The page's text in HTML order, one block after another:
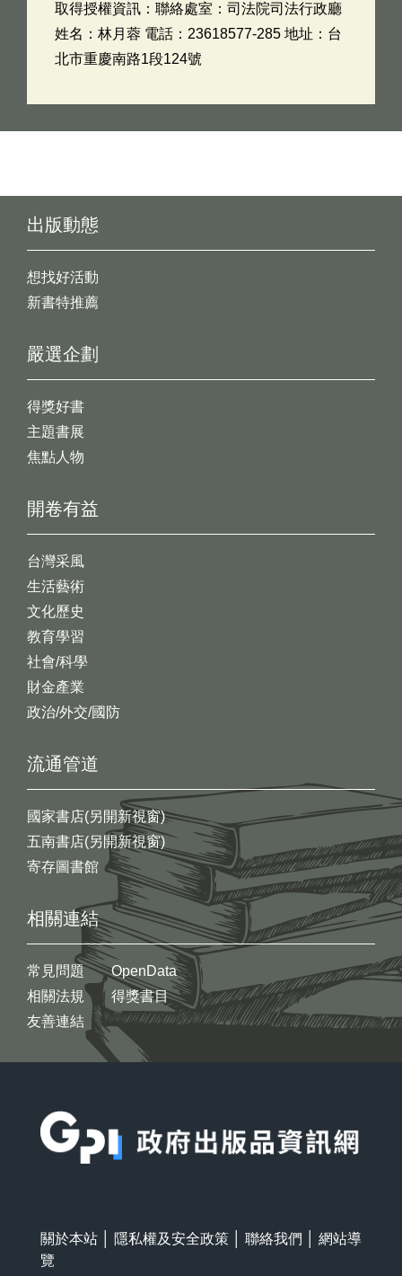
取得授權資訊：聯絡處室：司法院司法行政廳
姓名：林月蓉 電話：23618577-285 地址：台
北市重慶南路1段124號
出版動態
想找好活動
新書特推薦
開卷有益
台灣采風
生活藝術
文化歷史
教育學習
社會/科學
財金產業
政治/外交/國防
嚴選企劃
得獎好書
主題書展
焦點人物
流通管道
國家書店(另開新視窗)
五南書店(另開新視窗)
寄存圖書館
相關連結
常見問題
相關法規
友善連結
OpenData
得獎書目
關於本站 隱私權及安全政策 聯絡我們
網站導
覽